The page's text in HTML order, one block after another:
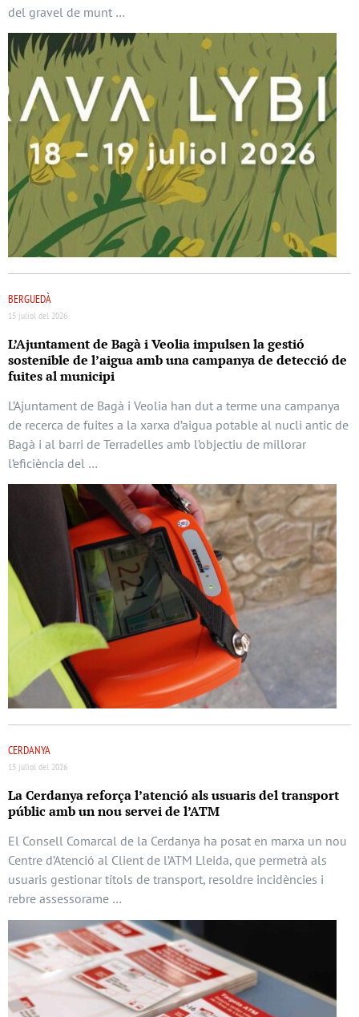
del gravel de munt …
BERGUEDÀ
15 juliol del 2026
L’Ajuntament de Bagà i Veolia impulsen la gestió
sostenible de l’aigua amb una campanya de detecció de
fuites al municipi
L’Ajuntament de Bagà i Veolia han dut a terme una campanya
de recerca de fuites a la xarxa d’aigua potable al nucli antic de
Bagà i al barri de Terradelles amb l’objectiu de millorar
l’eficiència del …
CERDANYA
15 juliol del 2026
La Cerdanya reforça l’atenció als usuaris del transport
públic amb un nou servei de l’ATM
El Consell Comarcal de la Cerdanya ha posat en marxa un nou
Centre d’Atenció al Client de l’ATM Lleida, que permetrà als
usuaris gestionar títols de transport, resoldre incidències i
rebre assessorame …